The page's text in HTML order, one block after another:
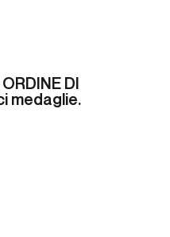
DI
medaglie.